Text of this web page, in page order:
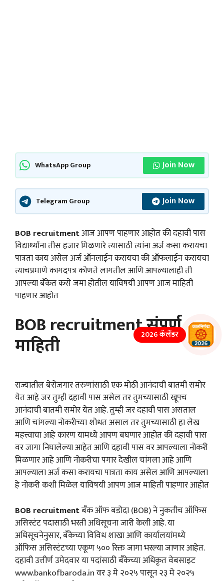
WhatsApp Group Join Now
Telegram Group Join Now
BOB recruitmentआज आपण पाहणार आहोत की दहावी पास
विद्यार्थ्यांना तीस हजार मिळणारे त्यासाठी त्यांना अर्ज कसा करायचा
पात्रता काय असेल अर्ज ऑनलाईन करायचा की ऑफलाईन करायचा
त्याचप्रमाणे कागदपत्र कोणते लागतील आणि आपल्यालाही ती
आपल्या बँकेत कसे जमा होतील याविषयी आपण आज माहिती
पाहणार आहोत
BOB recruitment संपूर्ण
माहिती
राज्यातील बेरोजगार तरुणांसाठी एक मोठी आनंदाची बातमी समोर
येत आहे जर तुम्ही दहावी पास असेल तर तुमच्यासाठी खूपच
आनंदाची बातमी समोर येत आहे. तुम्ही जर दहावी पास असताल
आणि चांगल्या नोकरीच्या शोधत असाल तर तुमच्यासाठी हा लेख
महत्त्वाचा आहे कारण यामध्ये आपण बघणार आहोत की दहावी पास
वर जागा निघालेल्या आहेत आणि दहावी पास वर आपल्याला नोकरी
मिळणार आहे आणि नोकरीचा पगार देखील चांगला आहे आणि
आपल्याला अर्ज कसा करायचा पात्रता काय असेल आणि आपल्याला
हे नोकरी कशी मिळेल याविषयी आपण आज माहिती पाहणार आहोत
BOB recruitmentबँक ऑफ बडोदा (BOB) ने नुकतीच ऑफिस
असिस्टंट पदासाठी भरती अधिसूचना जारी केली आहे. या
अधिसूचनेनुसार, बँकेच्या विविध शाखा आणि कार्यालयांमध्ये
ऑफिस असिस्टंटच्या एकूण ५०० रिक्त जागा भरल्या जाणार आहेत.
दहावी उत्तीर्ण उमेदवार या पदांसाठी बँकेच्या अधिकृत वेबसाइट
www.bankofbaroda.in वर ३ मे २०२५ पासून २३ मे २०२५
2026 कॅलेंडर